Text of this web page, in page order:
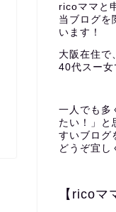
ricoママと
当ブログを
います！
大阪在住で
40代スー女
一人でも多
たい！」と
すいブログ
どうぞ宜
【ricoマ